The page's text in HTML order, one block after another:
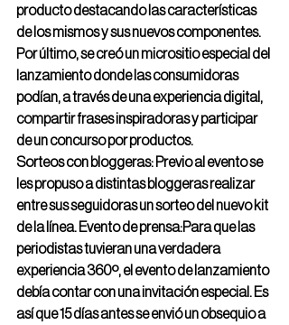
producto destacando las características
de los mismos y sus nuevos componentes.
Por último, se creó un micrositio especial del
lanzamiento donde las consumidoras
podían, a través de una experiencia digital,
compartir frases inspiradoras y participar
de un concurso por productos.
Sorteos con bloggeras: Previo al evento se
les propuso a distintas bloggeras realizar
entre sus seguidoras un sorteo del nuevo kit
de la línea. Evento de prensa:Para que las
periodistas tuvieran una verdadera
experiencia 360º, el evento de lanzamiento
debía contar con una invitación especial. Es
así que 15 días antes se envió un obsequio a